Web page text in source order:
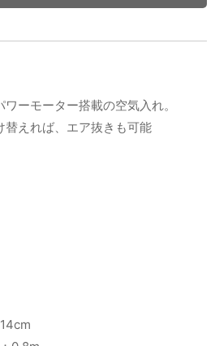
ーモーター搭載の空気入れ。
えれば、エア抜きも可能